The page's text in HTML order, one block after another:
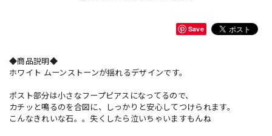
Save
◆商品説明◆
ホワイト ムーンストーンが揺れるデザインです。
ポスト部分は小さなフープピアスになってるので、
カチッと鳴るのを合図に、しっかりと安心してつけられます。
こんなきれいな石。。失くしたら泣いちゃいますもんね